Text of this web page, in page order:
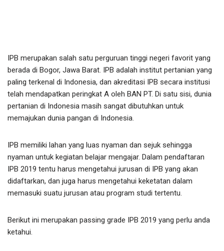
IPB merupakan salah satu perguruan tinggi negeri favorit yang
berada di Bogor, Jawa Barat. IPB adalah institut pertanian yang
paling terkenal di Indonesia, dan akreditasi IPB secara institusi
telah mendapatkan peringkat A oleh BAN PT. Di satu sisi, dunia
pertanian di Indonesia masih sangat dibutuhkan untuk
memajukan dunia pangan di Indonesia.
IPB memiliki lahan yang luas nyaman dan sejuk sehingga
nyaman untuk kegiatan belajar mengajar. Dalam pendaftaran
IPB 2019 tentu harus mengetahui jurusan di IPB yang akan
didaftarkan, dan juga harus mengetahui keketatan dalam
memasuki suatu jurusan atau program studi tertentu.
Berikut ini merupakan passing grade IPB 2019 yang perlu anda
ketahui.